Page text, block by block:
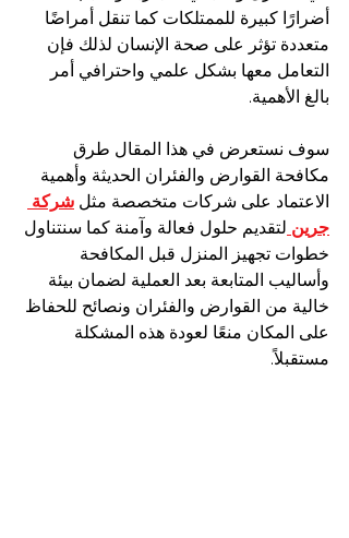
أضرارًا كبيرة للممتلكات كما تنقل أمراضًا
متعددة تؤثر على صحة الإنسان لذلك فإن
التعامل معها بشكل علمي واحترافي أمر
بالغ الأهمية.
سوف نستعرض في هذا المقال طرق
مكافحة القوارض والفئران الحديثة وأهمية
الاعتماد على شركات متخصصة مثل شركة
جرين لتقديم حلول فعالة وآمنة كما سنتناول
خطوات تجهيز المنزل قبل المكافحة
وأساليب المتابعة بعد العملية لضمان بيئة
خالية من القوارض والفئران ونصائح للحفاظ
على المكان منعًا لعودة هذه المشكلة
مستقبلاً.